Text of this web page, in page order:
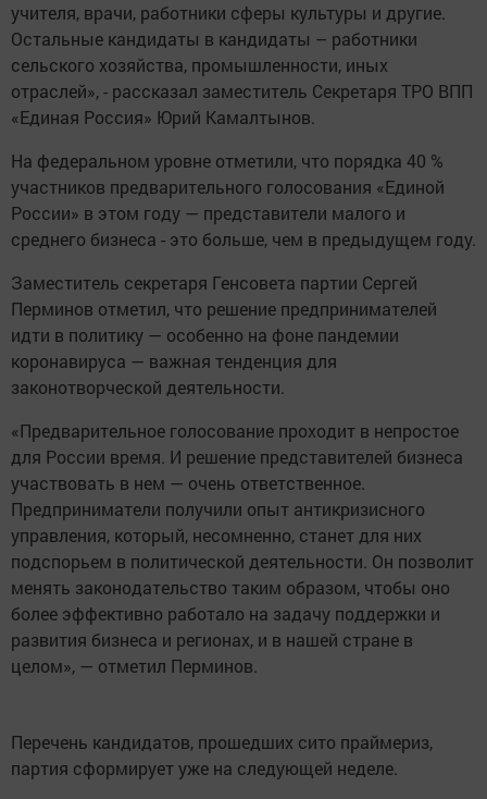
учителя, врачи, работники сферы культуры и другие.
Остальные кандидаты в кандидаты – работники
сельского хозяйства, промышленности, иных
отраслей», - рассказал заместитель Секретаря ТРО ВПП
«Единая Россия» Юрий Камалтынов.
На федеральном уровне отметили, что порядка 40 %
участников предварительного голосования «Единой
России» в этом году — представители малого и
среднего бизнеса - это больше, чем в предыдущем году.
Заместитель секретаря Генсовета партии Сергей
Перминов отметил, что решение предпринимателей
идти в политику — особенно на фоне пандемии
коронавируса — важная тенденция для
законотворческой деятельности.
«Предварительное голосование проходит в непростое
для России время. И решение представителей бизнеса
участвовать в нем — очень ответственное.
Предприниматели получили опыт антикризисного
управления, который, несомненно, станет для них
подспорьем в политической деятельности. Он позволит
менять законодательство таким образом, чтобы оно
более эффективно работало на задачу поддержки и
развития бизнеса и регионах, и в нашей стране в
целом», — отметил Перминов.
Перечень кандидатов, прошедших сито праймериз,
партия сформирует уже на следующей неделе.